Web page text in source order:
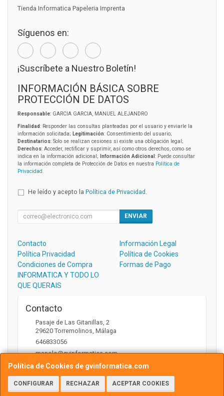
Política de Cookies de gvinformatica.com
CONFIGURAR RECHAZAR ACEPTAR COOKIES
Tienda Informatica Papeleria Imprenta
Síguenos en:
¡Suscríbete a Nuestro Boletín!
INFORMACIÓN BÁSICA SOBRE
PROTECCIÓN DE DATOS
Responsable: GARCIA GARCIA, MANUEL ALEJANDRO
Finalidad: Responder las consultas planteadas por el usuario y enviarle la
información solicitada; Legitimación: Consentimiento del usuario;
Destinatarios: Solo se realizan cesiones si existe una obligación legal;
Derechos: Acceder, rectificar y suprimir, así como otros derechos, como se
indica en la información adicional;
Información Adicional : Puede consultar
la información completa de Protección de Datos en nuestra Política de
Privacidad
He leído y acepto la Política de Privacidad
ENVIAR
Contacto
Información Legal
Política Privacidad
Política de Cookies
Condiciones de Compra
Formas de Pago
INFORMATICA Y TODO LO
QUE QUERAIS
Contacto
Pasaje de Las Gitanillas, 2
29620 Torremolinos Málaga
646833056
manolo@gvinformatica.com
Horario